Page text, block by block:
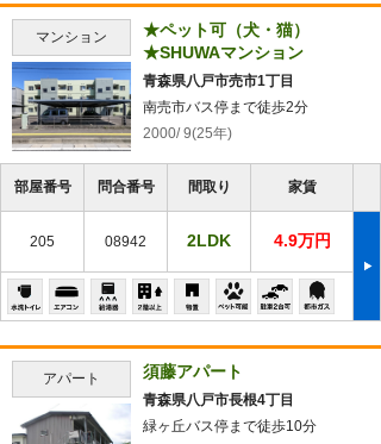
マンション
★ペット可（犬・猫）
★SHUWAマンション
青森県八戸市売市1丁目
南売市バス停まで徒歩2分
2000/ 9(25年)
部屋番号 問合番号 間取り 家賃
205 08942 2LDK 4.9万円
アパート 須藤アパート
青森県八戸市長根4丁目
緑ヶ丘バス停まで徒歩10分